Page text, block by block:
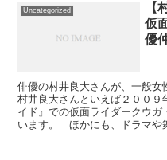
Uncategorized
【
仮
優
俳優の村井良大さんが、一般
村井良大さんといえば２００
イド』での仮面ライダークウ
います。 ほかにも、ドラマや